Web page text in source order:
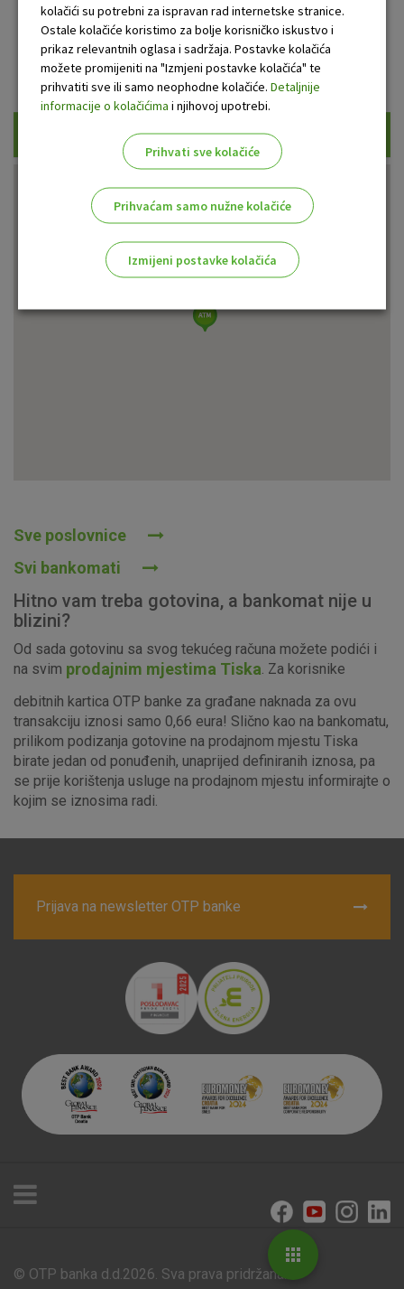
Bankomat Poslovnica
Prikaži samo uplatne bankomate
Sve poslovnice
Svi bankomati
Hitno vam treba gotovina, a bankomat nije u
blizini?
Od sada gotovinu sa svog tekućeg računa možete podići i
na svim prodajnim mjestima Tiska . Za korisnike
debitnih kartica OTP banke za građane naknada za ovu
transakciju iznosi samo 0,66 eura! Slično kao na bankomatu,
prilikom podizanja gotovine na prodajnom mjestu Tiska
birate jedan od ponuđenih, unaprijed definiranih iznosa, pa
se prije korištenja usluge na prodajnom mjestu informirajte o
kojim se iznosima radi.
Prijava na newsletter OTP banke
Poslovnice i bankomati
© OTP banka d.d.2026. Sva prava pridržana.
kolačići su potrebni za ispravan rad internetske stranice.
Ostale kolačiće koristimo za bolje korisničko iskustvo i
prikaz relevantnih oglasa i sadržaja. Postavke kolačića
možete promijeniti na "Izmjeni postavke kolačića" te
prihvatiti sve ili samo neophodne kolačiće. Detaljnije
informacije o kolačićima i njihovoj upotrebi.
Prihvati sve kolačiće
Prihvaćam samo nužne kolačiće
Izmijeni postavke kolačića
Ovi kolačići nužni su za funkcioniranje internetske stranice i
postavljaju kao odgovor na vaše radnje koje uključuju zahtjev
za uslugama, kao što su postavke kolačića. Svoj preglednik
o njima, ali u tom slučaju neki dijelovi stranice neće raditi. Ti
kolačići ne pohranjuju nikakve informacije koje bi vas mogle
identificirati.
Detaljnije informacije o kolačićima